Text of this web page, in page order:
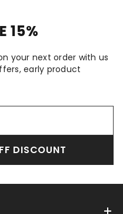
15%
your next order with us
early product
DISCOUNT